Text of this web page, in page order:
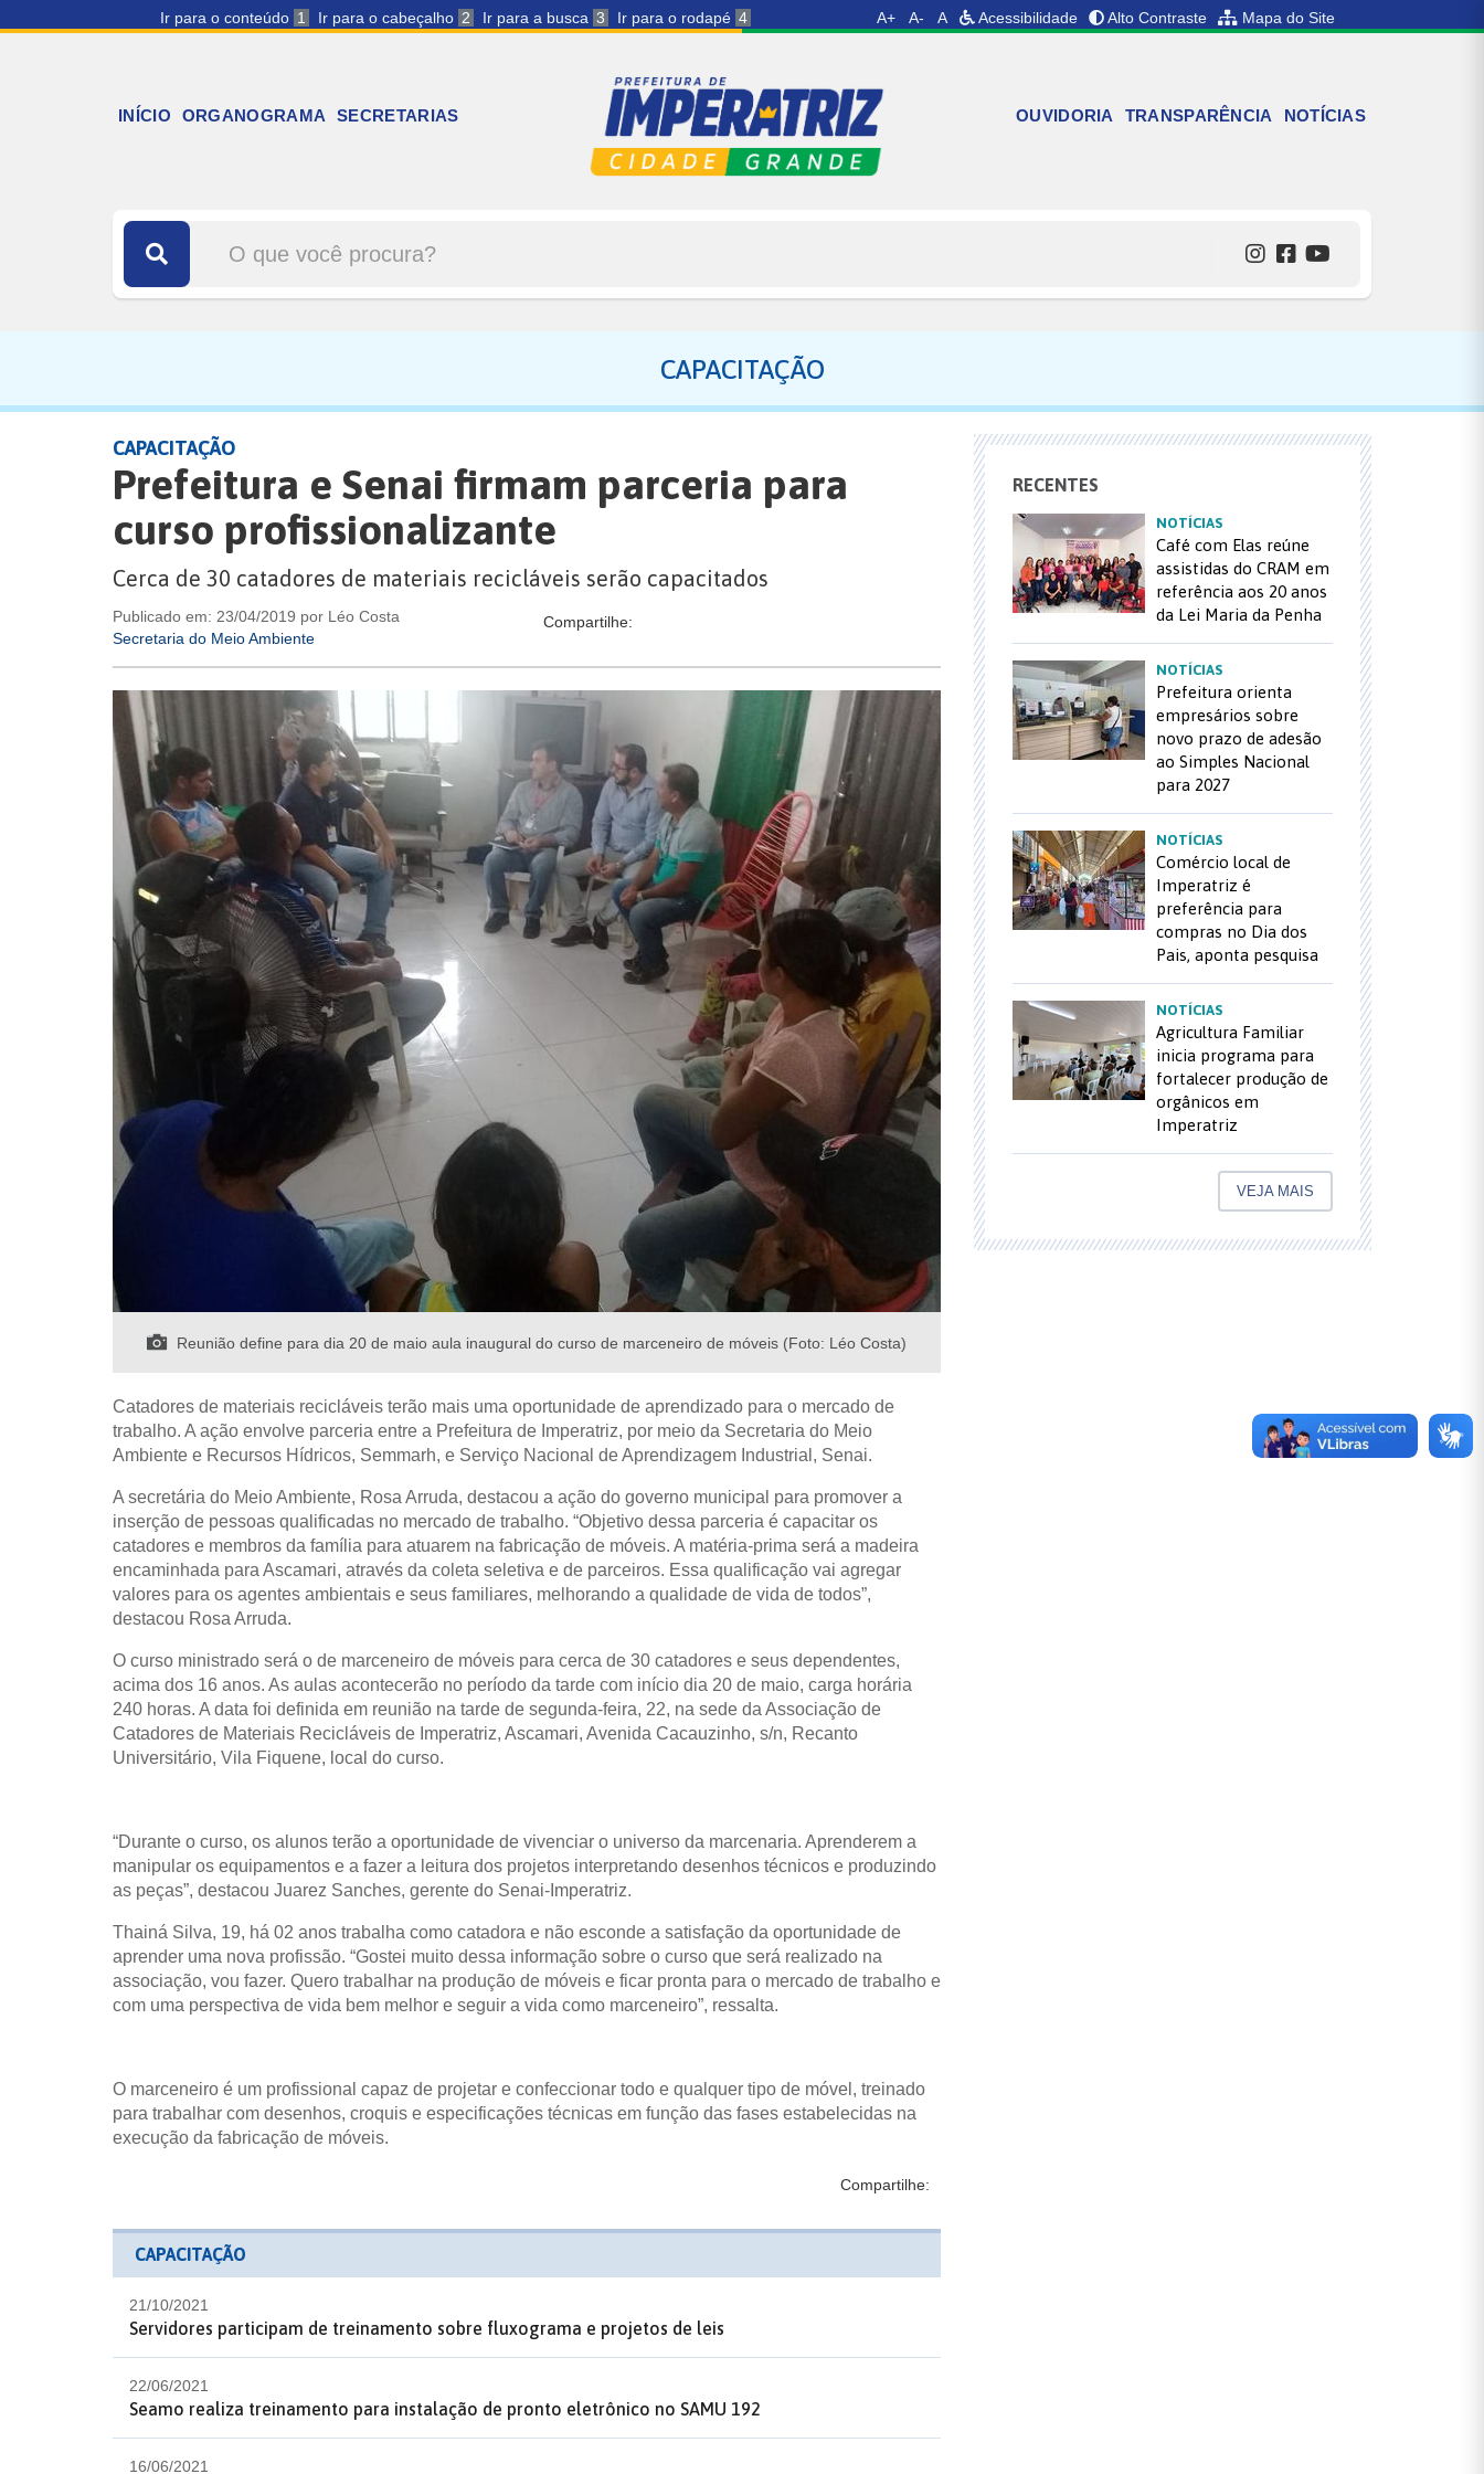
Ir para o conteúdo 1 Ir para o cabeçalho 2 Ir para a busca 3 Ir para o rodapé 4 A+ A- A Acessibilidade Alto Contraste Mapa do Site
INÍCIO ORGANOGRAMA SECRETARIAS OUVIDORIA TRANSPARÊNCIA NOTÍCIAS
CAPACITAÇÃO
CAPACITAÇÃO
Prefeitura e Senai firmam parceria para
curso profissionalizante
Cerca de 30 catadores de materiais recicláveis serão capacitados
Publicado em: 23/04/2019 por Léo Costa
Secretaria do Meio Ambiente
Compartilhe:
Reunião define para dia 20 de maio aula inaugural do curso de marceneiro de móveis (Foto: Léo Costa)
Catadores de materiais recicláveis terão mais uma oportunidade de aprendizado para o mercado de
trabalho. A ação envolve parceria entre a Prefeitura de Imperatriz, por meio da Secretaria do Meio
Ambiente e Recursos Hídricos, Semmarh, e Serviço Nacional de Aprendizagem Industrial, Senai.
A secretária do Meio Ambiente, Rosa Arruda, destacou a ação do governo municipal para promover a
inserção de pessoas qualificadas no mercado de trabalho. “Objetivo dessa parceria é capacitar os
catadores e membros da família para atuarem na fabricação de móveis. A matéria-prima será a madeira
encaminhada para Ascamari, através da coleta seletiva e de parceiros. Essa qualificação vai agregar
valores para os agentes ambientais e seus familiares, melhorando a qualidade de vida de todos”,
destacou Rosa Arruda.
O curso ministrado será o de marceneiro de móveis para cerca de 30 catadores e seus dependentes,
acima dos 16 anos. As aulas acontecerão no período da tarde com início dia 20 de maio, carga horária
240 horas. A data foi definida em reunião na tarde de segunda-feira, 22, na sede da Associação de
Catadores de Materiais Recicláveis de Imperatriz, Ascamari, Avenida Cacauzinho, s/n, Recanto
Universitário, Vila Fiquene, local do curso.
“Durante o curso, os alunos terão a oportunidade de vivenciar o universo da marcenaria. Aprenderem a
manipular os equipamentos e a fazer a leitura dos projetos interpretando desenhos técnicos e produzindo
as peças”, destacou Juarez Sanches, gerente do Senai-Imperatriz.
Thainá Silva, 19, há 02 anos trabalha como catadora e não esconde a satisfação da oportunidade de
aprender uma nova profissão. “Gostei muito dessa informação sobre o curso que será realizado na
associação, vou fazer. Quero trabalhar na produção de móveis e ficar pronta para o mercado de trabalho e
com uma perspectiva de vida bem melhor e seguir a vida como marceneiro”, ressalta.
O marceneiro é um profissional capaz de projetar e confeccionar todo e qualquer tipo de móvel, treinado
para trabalhar com desenhos, croquis e especificações técnicas em função das fases estabelecidas na
execução da fabricação de móveis.
Compartilhe:
CAPACITAÇÃO
21/10/2021
Servidores participam de treinamento sobre fluxograma e projetos de leis
22/06/2021
Seamo realiza treinamento para instalação de pronto eletrônico no SAMU 192
16/06/2021
RECENTES
NOTÍCIAS
Café com Elas reúne
assistidas do CRAM em
referência aos 20 anos
da Lei Maria da Penha
NOTÍCIAS
Prefeitura orienta
empresários sobre
novo prazo de adesão
ao Simples Nacional
para 2027
NOTÍCIAS
Comércio local de
Imperatriz é
preferência para
compras no Dia dos
Pais, aponta pesquisa
NOTÍCIAS
Agricultura Familiar
inicia programa para
fortalecer produção de
orgânicos em
Imperatriz
VEJA MAIS